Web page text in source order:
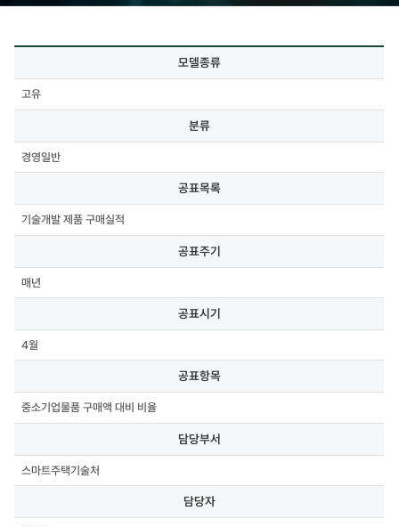
모델종류,
분류,
공표주기,
공표시기,
공표항목,
담당자,
연락처,
첨부파일
모델종류
고유
분류
경영일반
공표목록
기술개발 제품 구매실적
공표주기
매년
공표시기
4월
공표항목
중소기업물품 구매액 대비 비율
담당부서
스마트주택기술처
담당자